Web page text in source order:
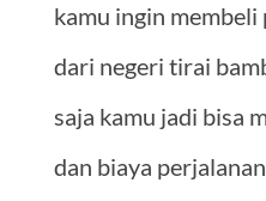
kamu ingin
dari negeri tirai
saja kamu jadi bisa
dan biaya